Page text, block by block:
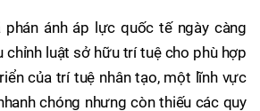
phán ánh áp lực quốc tế ngày càng
chỉnh luật sở hữu trí tuệ cho phù hợp
của trí tuệ nhân tạo, một lĩnh vực
chóng nhưng còn thiếu các quy